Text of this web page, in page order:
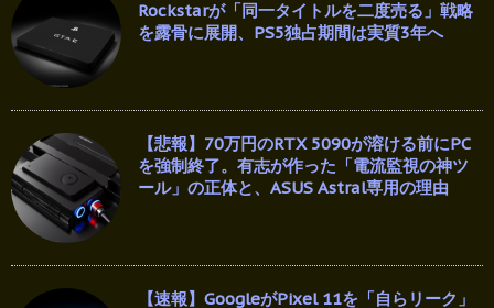
Rockstarが「同一タイトルを二度売る」戦略
を露骨に展開、PS5独占期間は実質3年へ
【悲報】70万円のRTX 5090が溶ける前にPC
を強制終了。有志が作った「電流監視の神ツ
ール」の正体と、ASUS Astral専用の理由
【速報】GoogleがPixel 11を「自らリーク」